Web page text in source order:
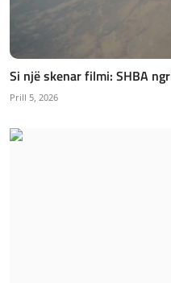
Si një skenar filmi: SHBA
Prill 5, 2026